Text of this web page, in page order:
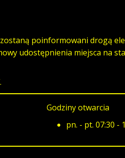
poinformowani drogą
udostępnienia miejsca na
Godziny otwarcia
pn. - pt. 07:30 -